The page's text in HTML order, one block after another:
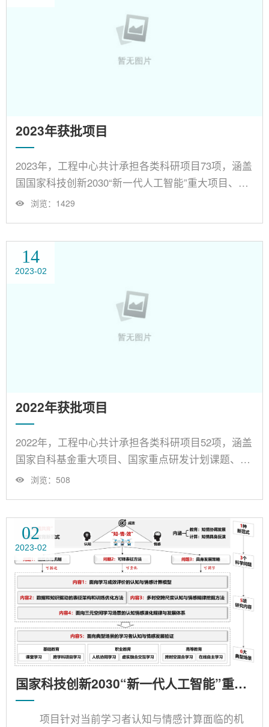
结果进行归纳总结，为国家和地方有关教育评价的政
策的制定与实施提供依据。......
2023年获批项目
2023年，工程中心共计承担各类科研项目73项，涵盖
国国家科技创新2030“新一代人工智能”重大项目、国
家自科基金重大项目课题等各级各类项目。 序号项目
2多时空跨尺度认知与情感规律挖掘方法国家科技创
新2030“新一代人工智能”重大项目课题3面向典型场
2031“新一代人工智能”重大项目......
浏览： 1429
14
2023-02
2022年获批项目
2022年，工程中心共计承担各类科研项目52项，涵盖
国家自科基金重大项目、国家重点研发计划课题、科
技创新2030—“新一代人工智能”重大项目子课题等各
2多维度多场域的学生数据采集技术国家重点研发计
划课题3学生综合素养特征映射技术国家重点研发计
划子课题4多主体主观评价分析技术国家重点研发计
划子课题5软件定义的科教资源共建......
浏览： 508
02
2023-02
国家科技创新2030“新一代人工智能”重大项目-面向智慧教育的学习者认知与情感计算研究
项目针对当前学习者认知与情感计算面临的机